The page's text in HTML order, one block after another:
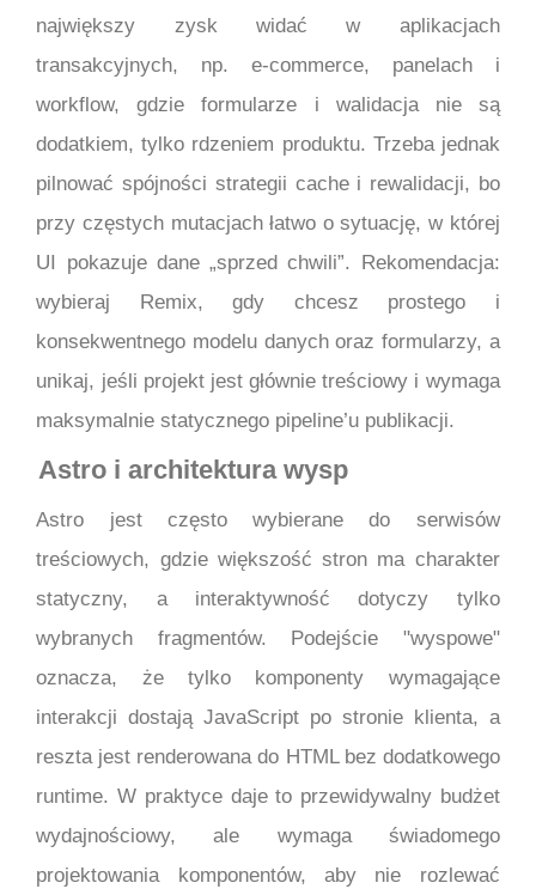
największy zysk widać w aplikacjach
transakcyjnych, np. e-commerce, panelach i
workflow, gdzie formularze i walidacja nie są
dodatkiem, tylko rdzeniem produktu. Trzeba jednak
pilnować spójności strategii cache i rewalidacji, bo
przy częstych mutacjach łatwo o sytuację, w której
UI pokazuje dane „sprzed chwili”. Rekomendacja:
wybieraj Remix, gdy chcesz prostego i
konsekwentnego modelu danych oraz formularzy, a
unikaj, jeśli projekt jest głównie treściowy i wymaga
maksymalnie statycznego pipeline’u publikacji.
Astro i architektura wysp
Astro jest często wybierane do serwisów
treściowych, gdzie większość stron ma charakter
statyczny, a interaktywność dotyczy tylko
wybranych fragmentów. Podejście "wyspowe"
oznacza, że tylko komponenty wymagające
interakcji dostają JavaScript po stronie klienta, a
reszta jest renderowana do HTML bez dodatkowego
runtime. W praktyce daje to przewidywalny budżet
wydajnościowy, ale wymaga świadomego
projektowania komponentów, aby nie rozlewać